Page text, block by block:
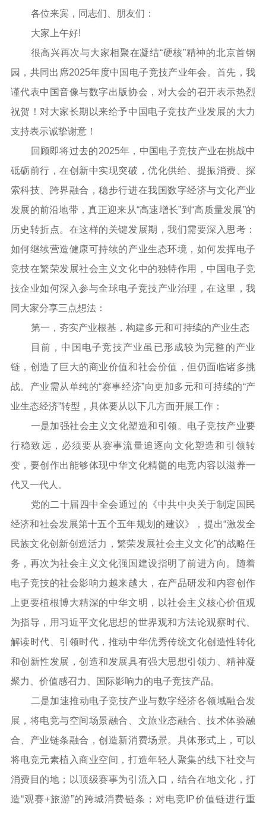
各位来宾，同志们、朋友们：
大家上午好!
很高兴再次与大家相聚在凝结“硬核”精神的北京首钢
园，共同出席2025年度中国电子竞技产业年会。首先，我
谨代表中国音像与数字出版协会，对大会的召开表示热烈
祝贺！对大家长期以来给予中国电子竞技产业发展的大力
支持表示诚挚谢意！
回顾即将过去的2025年，中国电子竞技产业在挑战中
砥砺前行，在创新中实现突破，优化供给、提振消费、探
索科技、跨界融合，稳步行进在我国数字经济与文化产业
发展的前沿地带，真正迎来从“高速增长”到“高质量发展”的
历史转折点。在这样的关键发展期，我们需要深入思考：
如何继续营造健康可持续的产业生态环境，如何发挥电子
竞技在繁荣发展社会主义文化中的独特作用，中国电子竞
技企业如何深入参与全球电子竞技产业治理，在这里，我
同大家分享三点想法：
第一，夯实产业根基，构建多元和可持续的产业生态
目前，中国电子竞技产业虽已形成较为完整的产业
链，创造了巨大的商业价值和社会价值，但仍面临诸多挑
战。产业需从单纯的“赛事经济”向更加多元和可持续的“产
业生态经济”转型，具体要从以下几方面开展工作：
一是加强社会主义文化塑造和引领。电子竞技产业要
行稳致远，必须要从赛事流量追逐向文化塑造和引领转
变，要创作出能够体现中华文化精髓的电竞内容以滋养一
代又一代人。
党的二十届四中全会通过的《中共中央关于制定国民
经济和社会发展第十五个五年规划的建议》，提出“激发全
民族文化创新创造活力，繁荣发展社会主义文化”的战略任
务，再次为社会主义文化强国建设指明了前进方向。随着
电子竞技的社会影响力越来越大，在产品研发和内容创作
上更要植根博大精深的中华文明，以社会主义核心价值观
为指导，用习近平文化思想的世界观和方法论观察时代、
解读时代、引领时代，推动中华优秀传统文化创造性转化
和创新性发展，创造和发展具有强大思想引领力、精神凝
聚力、价值感召力、国际影响力的电子竞技产品。
二是加速推动电子竞技产业与数字经济各领域融合发
展，将电竞与空间场景融合、文旅业态融合、技术体验融
合、产业链条融合，创造新消费场景。具体形式上，可以
将电竞元素植入商业空间，打造年轻人聚集的线下社交与
消费目的地；以顶级赛事为引流入口，结合在地文化，打
造“观赛+旅游”的跨城消费链条；对电竞IP价值链进行重